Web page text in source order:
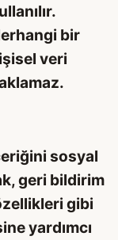
bir
veri
sosyal
geri bildirim
gibi
yardımcı